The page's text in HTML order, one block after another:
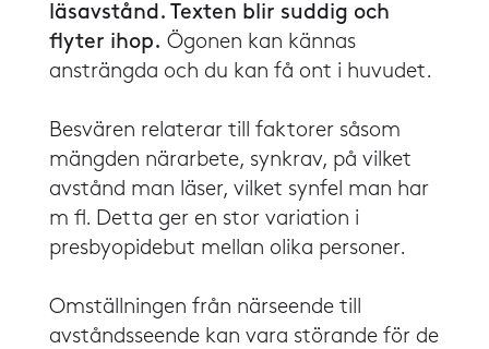
läsavstånd. Texten blir suddig och
flyter ihop. Ögonen kan kännas
ansträngda och du kan få ont i huvudet.
​​Besvären relaterar till faktorer såsom
mängden närarbete, synkrav, på vilket
avstånd man läser, vilket synfel man har
m fl. Detta ger en stor variation i
presbyopidebut mellan olika personer.
​​Omställningen från närseende till
avståndsseende kan vara störande för de